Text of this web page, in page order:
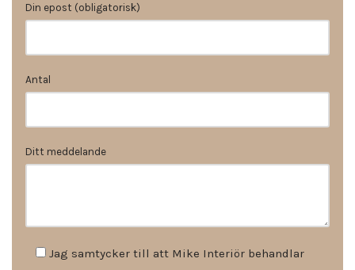
Din epost (obligatorisk)
Antal
Ditt meddelande
Jag samtycker till att Mike Interiör behandlar